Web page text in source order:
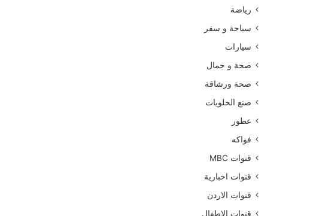
رياضة
سياحة و سفر
سيارات
صحة و جمال
صحة ورشاقة
صنع الحلويات
عطور
فواكه
قنوات MBC
قنوات اخبارية
قنوات الاردن
قنوات الاطفال